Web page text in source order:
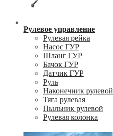
Рулевое управление
Рулевая рейка
Насос ГУР
Шланг ГУР
Бачок ГУР
Датчик ГУР
Руль
Наконечник рулевой
Тяга рулевая
Пыльник рулевой
Рулевая колонка